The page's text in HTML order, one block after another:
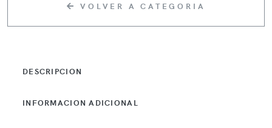
VOLVER A CATEGORIA
DESCRIPCION
INFORMACION ADICIONAL